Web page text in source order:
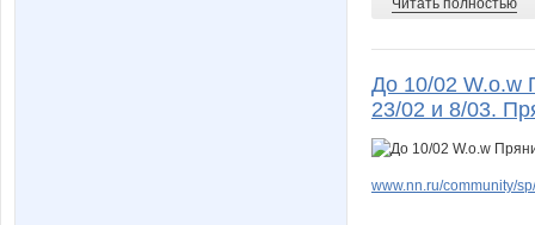
До 10/02 W.о.w
23/02 и 8/03.
www.nn.ru/community/